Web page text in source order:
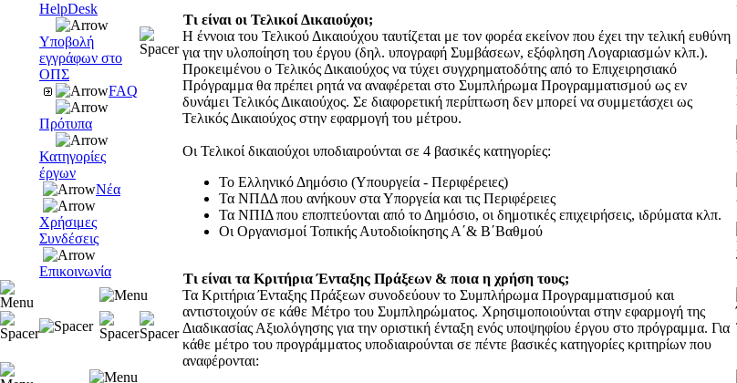
HelpDesk
Υποβολή
εγγράφων στο
ΟΠΣ
FAQ
Πρότυπα
Κατηγορίες
έργων
Νέα
Χρήσιμες
Συνδέσεις
Επικοινωνία
Τι είναι οι Τελικοί Δικαιούχοι;
Η έννοια του Τελικού Δικαιούχου ταυτίζεται με τον φορέα εκείνον που έχει την τελική ευθύνη
για την υλοποίηση του έργου (δηλ. υπογραφή Συμβάσεων, εξόφληση Λογαριασμών κλπ.).
Προκειμένου ο Τελικός Δικαιούχος να τύχει συγχρηματοδότης από το Επιχειρησιακό
Πρόγραμμα θα πρέπει ρητά να αναφέρεται στο Συμπλήρωμα Προγραμματισμού ως εν
δυνάμει Τελικός Δικαιούχος. Σε διαφορετική περίπτωση δεν μπορεί να συμμετάσχει ως
Τελικός Δικαιούχος στην εφαρμογή του μέτρου.
Οι Τελικοί δικαιούχοι υποδιαιρούνται σε 4 βασικές κατηγορίες:
Το Ελληνικό Δημόσιο (Υπουργεία - Περιφέρειες)
Τα ΝΠΔΔ που ανήκουν στα Υποργεία και τις Περιφέρειες
Τα ΝΠΙΔ που εποπτεύονται από το Δημόσιο, οι δημοτικές επιχειρήσεις, ιδρύματα κλπ.
Οι Οργανισμοί Τοπικής Αυτοδιοίκησης Α΄& Β΄Βαθμού
Τι είναι τα Κριτήρια Ένταξης Πράξεων & ποια η χρήση τους;
Τα Κριτήρια Ένταξης Πράξεων συνοδεύουν το Συμπλήρωμα Προγραμματισμού και
αντιστοιχούν σε κάθε Μέτρο του Συμπληρώματος. Χρησιμοποιούνται στην εφαρμογή της
Διαδικασίας Αξιολόγησης για την οριστική ένταξη ενός υποψηφίου έργου στο πρόγραμμα. Για
κάθε μέτρο του προγράμματος υποδιαιρούνται σε πέντε βασικές κατηγορίες κριτηρίων που
αναφέρονται: